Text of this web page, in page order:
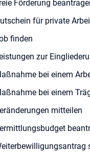
Förderung
für private
finden
zur
bei einem
bei einem
mitteilen